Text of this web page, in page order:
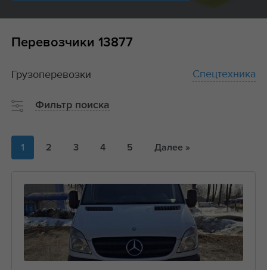
Перевозчики 13877
1 2 3 4 5 Далее »
Грузоперевозки Спецтехника
Фильтр поиска